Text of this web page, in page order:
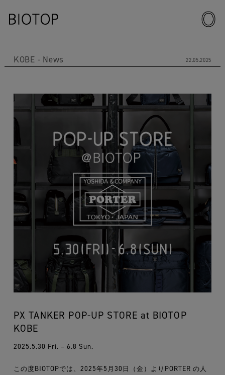
KOBE News 22.05.2025
PX TANKER POP-UP STORE at BIOTOP
KOBE
2025.5.30 Fri. – 6.8 Sun.
この度BIOTOPでは、2025年5月30日（金）よりPORTER の人